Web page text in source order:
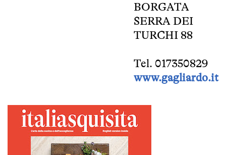
BORGATA
SERRA DEI
TURCHI 88
Tel. 017350829
www.gagliardo.it/